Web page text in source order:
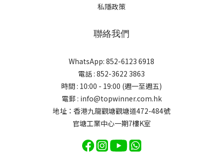
私隱政策
聯絡我們
WhatsApp: 852-6123 6918
電話 : 852-3622 3863
時間 : 10:00 - 19:00 (週一至週五)
電郵 : info@topwinner.com.hk
地址：香港九龍觀塘觀塘道472-484號
官塘工業中心一期7樓K室